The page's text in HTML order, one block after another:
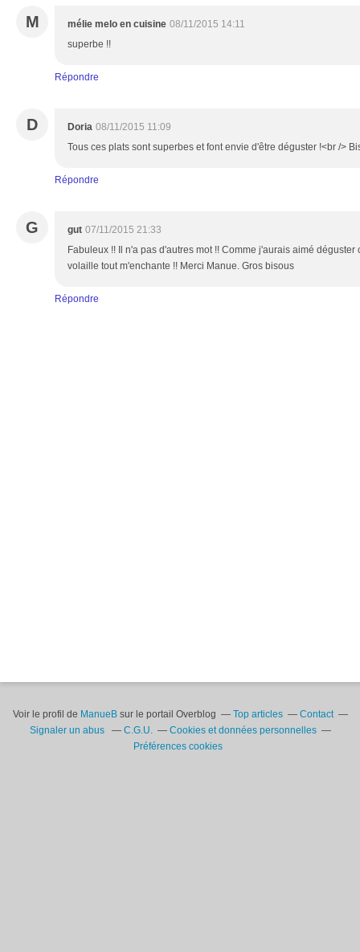
M mélie melo en cuisine 08/11/2015 14:11
superbe !!
Répondre
D Doria 08/11/2015 11:09
Tous ces plats sont superbes et font envie d'être déguster !<br />
Répondre
G gut 07/11/2015 21:33
Fabuleux !! Il n'a pas d'autres mot !! Comme j'aurais aimé déguster
volaille tout m'enchante !! Merci Manue. Gros bisous
Répondre
Voir le profil de ManueBsur le portail Overblog Top articles
Contact
Signaler un abus
C.G.U.
Cookies et données personnelles
Préférences cookies